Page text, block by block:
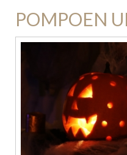
POMPOEN